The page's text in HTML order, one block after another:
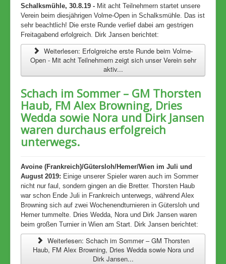
Schalksmühle, 30.8.19 - Mit acht Teilnehmern startet unsere
Verein beim diesjährigen Volme-Open in Schalksmühle. Das ist
sehr beachtlich! Die erste Runde verlief dabei am gestrigen
Freitagabend erfolgreich. Dirk Jansen berichtet:
Weiterlesen: Erfolgreiche erste Runde beim Volme-
Open - Mit acht Teilnehmern zeigt sich unser Verein sehr
aktiv...
Schach im Sommer – GM Thorsten
Haub, FM Alex Browning, Dries
Wedda sowie Nora und Dirk Jansen
waren durchaus erfolgreich
unterwegs.
Avoine (Frankreich)/Gütersloh/Hemer/Wien im Juli und
August 2019: Einige unserer Spieler waren auch im Sommer
nicht nur faul, sondern gingen an die Bretter. Thorsten Haub
war schon Ende Juli in Frankreich unterwegs, während Alex
Browning sich auf zwei Wochenendturnieren in Gütersloh und
Hemer tummelte. Dries Wedda, Nora und Dirk Jansen waren
beim großen Turnier in Wien am Start. Dirk Jansen berichtet:
Weiterlesen: Schach im Sommer – GM Thorsten
Haub, FM Alex Browning, Dries Wedda sowie Nora und
Dirk Jansen...